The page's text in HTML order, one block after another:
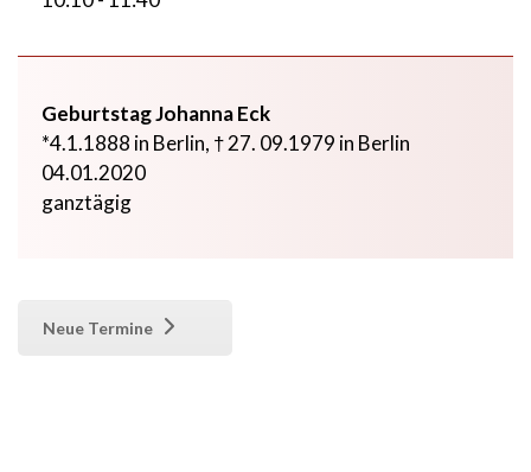
Geburtstag Johanna Eck
*4.1.1888 in Berlin, † 27. 09.1979 in Berlin
04.01.2020
ganztägig
Neue Termine